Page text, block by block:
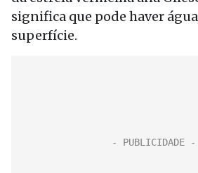
significa que pode haver
superfície.